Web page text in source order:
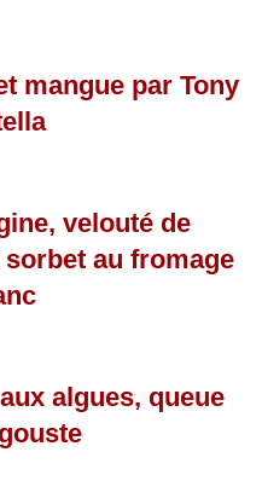
mangue par Tony
velouté de
au fromage
algues, queue